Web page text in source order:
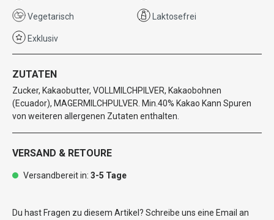
Vegetarisch Laktosefrei
Exklusiv
ZUTATEN
Zucker, Kakaobutter, VOLLMILCHPILVER, Kakaobohnen
(Ecuador), MAGERMILCHPULVER. Min.40% Kakao Kann Spuren
von weiteren allergenen Zutaten enthalten.
VERSAND & RETOURE
Versandbereit in: 3-5 Tage
Du hast Fragen zu diesem Artikel? Schreibe uns eine Email an